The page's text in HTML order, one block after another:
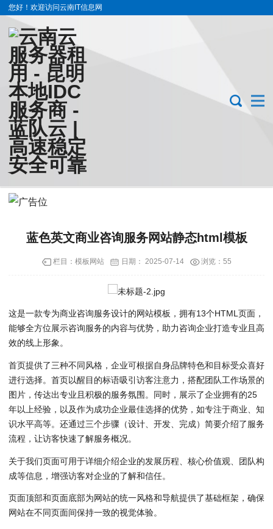
您好！欢迎访问云南IT信息网
蓝色英文商业咨询服务网站静态html模板
栏目： 模板网站 日期： 2025-07-14 浏览：55
这是一款专为商业咨询服务设计的网站模板，拥有13个HTML页面，
能够全方位展示咨询服务的内容与优势，助力咨询企业打造专业且高
效的线上形象。
首页提供了三种不同风格，企业可根据自身品牌特色和目标受众喜好
进行选择。首页以醒目的标语吸引访客注意力，搭配团队工作场景的
图片，传达出专业且积极的服务氛围。同时，展示了企业拥有的25
年以上经验，以及作为成功企业最佳选择的优势，如专注于商业、知
识水平高等。还通过三个步骤（设计、开发、完成）简要介绍了服务
流程，让访客快速了解服务概况。
关于我们页面可用于详细介绍企业的发展历程、核心价值观、团队构
成等信息，增强访客对企业的了解和信任。
页面顶部和页面底部为网站的统一风格和导航提供了基础框架，确保
网站在不同页面间保持一致的视觉体验。